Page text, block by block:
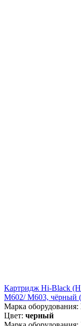
Картридж Hi-Black
M602/ M603, чёрный
Марка оборудования:
Цвет: черный